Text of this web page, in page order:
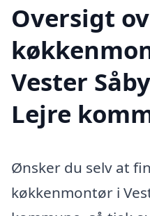
Oversigt
Vester
Lejre
Ønsker du selv at
køkkenmontør i